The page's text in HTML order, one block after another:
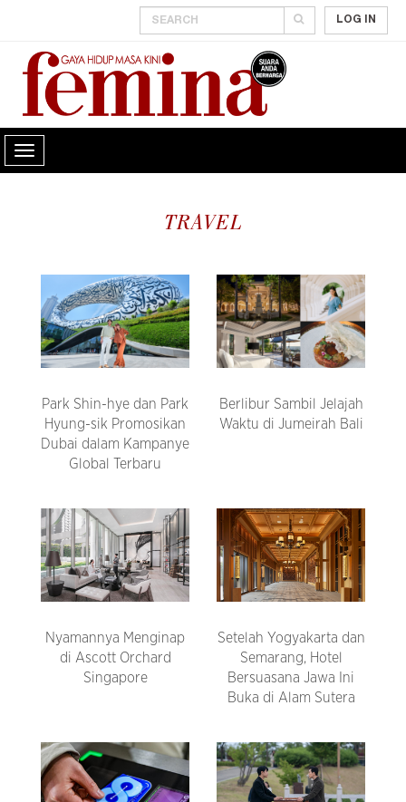
LOG IN
TRAVEL
Park Shin-hye dan Park
Hyung-sik Promosikan
Dubai dalam Kampanye
Global Terbaru
Berlibur Sambil Jelajah
Waktu di Jumeirah Bali
Nyamannya Menginap
di Ascott Orchard
Singapore
Setelah Yogyakarta dan
Semarang, Hotel
Bersuasana Jawa Ini
Buka di Alam Sutera